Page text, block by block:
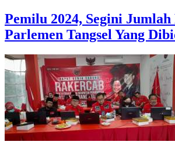
Pemilu 2024, Segini
Parlemen Tangsel Yang